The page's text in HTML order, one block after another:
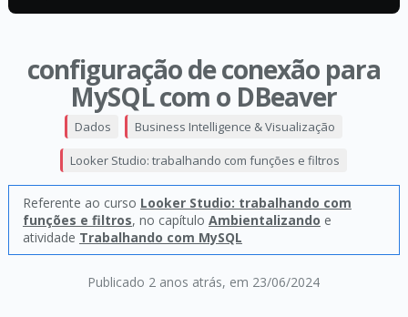
configuração de conexão para
MySQL com o DBeaver
Publicado 2 anos atrás, em 23/06/2024
Dados Business Intelligence & Visualização
Looker Studio: trabalhando com funções e filtros
Referente ao curso Looker Studio: trabalhando com
funções e filtros, no capítulo Ambientalizando e
atividade Trabalhando com MySQL